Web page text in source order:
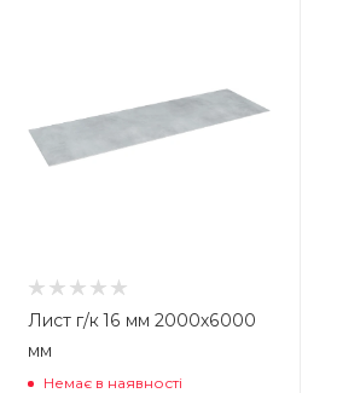
Лист г/к 16 мм 2000х6000
мм
Немає в наявності